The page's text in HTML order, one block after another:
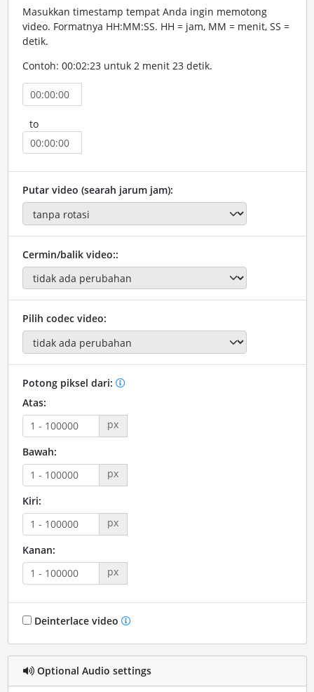
Masukkan timestamp tempat Anda ingin memotong
video. Formatnya HH:MM:SS. HH = jam, MM = menit, SS =
detik.
Contoh: 00:02:23 untuk 2 menit 23 detik.
to
Putar video (searah jarum jam):
Cermin/balik video::
Pilih codec video:
Potong piksel dari:
Atas:
px
Bawah:
px
Kiri:
px
Kanan:
px
Deinterlace video
Optional Audio settings